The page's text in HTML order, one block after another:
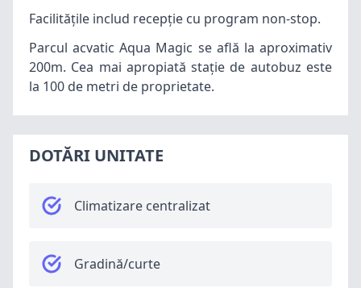
Facilitățile includ recepție cu program non-stop.
Parcul acvatic Aqua Magic se află la aproximativ
200m. Cea mai apropiată stație de autobuz este
la 100 de metri de proprietate.
DOTĂRI UNITATE
Climatizare centralizat
Gradină/curte